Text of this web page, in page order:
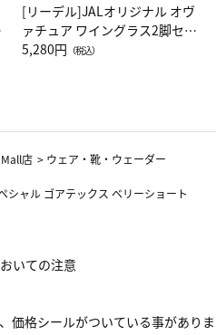
[リーデル]JALオリジナル オヴ
ァチュア ワイングラス2脚セッ
ト（レッドワイン）
5,280円 （税込）
店 > ウェア・靴・ウェーダー
シャル ゴアテックス ベリーショート
いての注意
価格シールがついている事がありま